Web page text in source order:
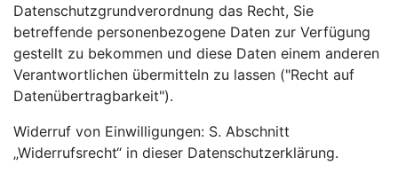
Datenschutzgrundverordnung das Recht, Sie
betreffende personenbezogene Daten zur Verfügung
gestellt zu bekommen und diese Daten einem anderen
Verantwortlichen übermitteln zu lassen ("Recht auf
Datenübertragbarkeit").
Widerruf von Einwilligungen: S. Abschnitt
„Widerrufsrecht“ in dieser Datenschutzerklärung.